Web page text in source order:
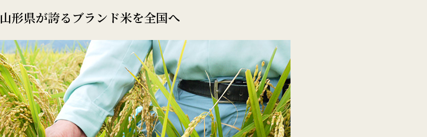
山形県が誇るブランド米を全国へ